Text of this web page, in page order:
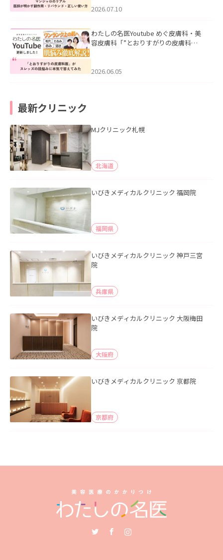
た。
2026.07.10
わたしの名医Youtube めぐ皮膚科・美
容皮膚科「”とおりすがりの皮膚科
2026.06.05
最新クリニック
MJクリニック札幌
北海道
いびきメディカルクリニック 福岡院
福岡県
いびきメディカルクリニック 神戸三宮
院
兵庫県
いびきメディカルクリニック 大阪梅田
院
大阪府
いびきメディカルクリニック 京都院
京都府